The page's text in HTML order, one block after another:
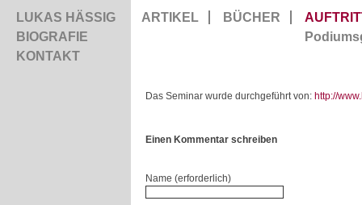
LUKAS HÄSSIG
BIOGRAFIE
KONTAKT
ARTIKEL BÜCHER
Das Seminar wurde durchgeführt von: http://
Einen Kommentar schreiben
Name (erforderlich)